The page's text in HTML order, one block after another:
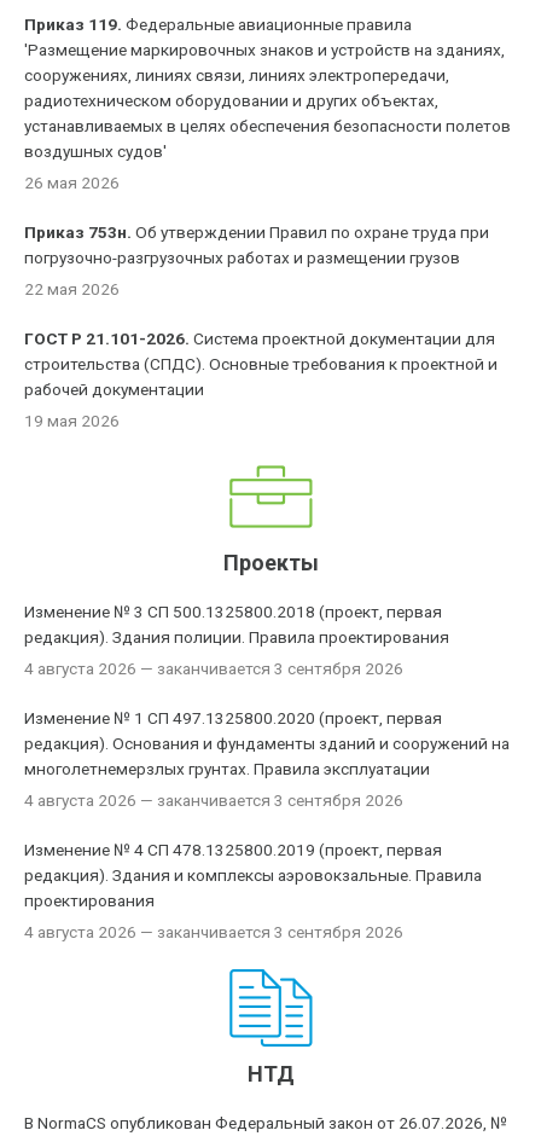
Приказ 119. Федеральные авиационные правила
'Размещение маркировочных знаков и устройств на зданиях,
сооружениях, линиях связи, линиях электропередачи,
радиотехническом оборудовании и других объектах,
устанавливаемых в целях обеспечения безопасности полетов
воздушных судов'
26 мая 2026
Приказ 753н. Об утверждении Правил по охране труда при
погрузочно-разгрузочных работах и размещении грузов
22 мая 2026
ГОСТ Р 21.101-2026. Система проектной документации для
строительства (СПДС). Основные требования к проектной и
рабочей документации
19 мая 2026
Проекты
Изменение № 3 СП 500.1325800.2018 (проект, первая
редакция). Здания полиции. Правила проектирования
4 августа 2026 — заканчивается 3 сентября 2026
Изменение № 1 СП 497.1325800.2020 (проект, первая
редакция). Основания и фундаменты зданий и сооружений на
многолетнемерзлых грунтах. Правила эксплуатации
4 августа 2026 — заканчивается 3 сентября 2026
Изменение № 4 СП 478.1325800.2019 (проект, первая
редакция). Здания и комплексы аэровокзальные. Правила
проектирования
4 августа 2026 — заканчивается 3 сентября 2026
НТД
В NormaCS опубликован Федеральный закон от 26.07.2026, №